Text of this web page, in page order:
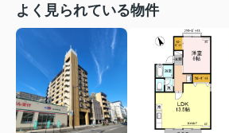
よく見られている物件